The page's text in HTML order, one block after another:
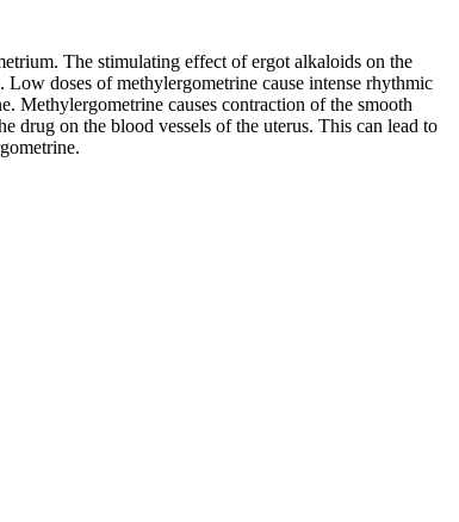
The stimulating effect of ergot alkaloids on the
doses of methylergometrine cause intense rhythmic
Methylergometrine causes contraction of the smooth
drug on the blood vessels of the uterus. This can lead to